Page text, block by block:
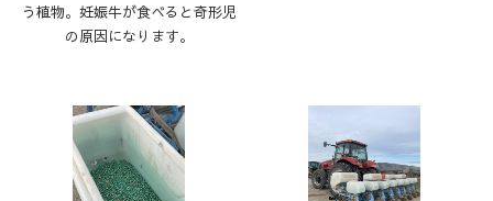
う植物。妊娠牛が食べると奇形児
の原因になります。